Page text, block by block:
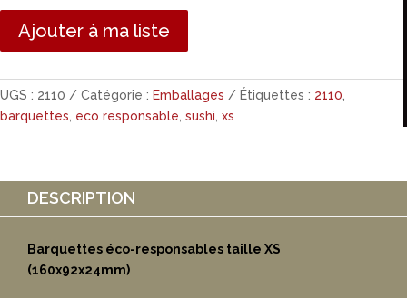
Ajouter à ma liste
UGS : 2110 Catégorie : Emballages Étiquettes : 2110
barquettes eco responsable sushi xs
DESCRIPTION
Barquettes éco-responsables taille XS
(160x92x24mm)